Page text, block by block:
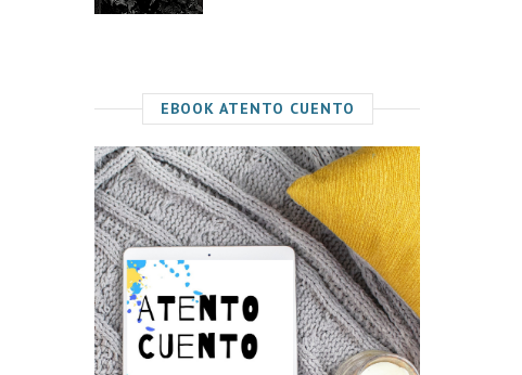
EBOOK ATENTO CUENTO